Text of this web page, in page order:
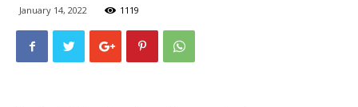
Noticia
January 14, 2022 1119